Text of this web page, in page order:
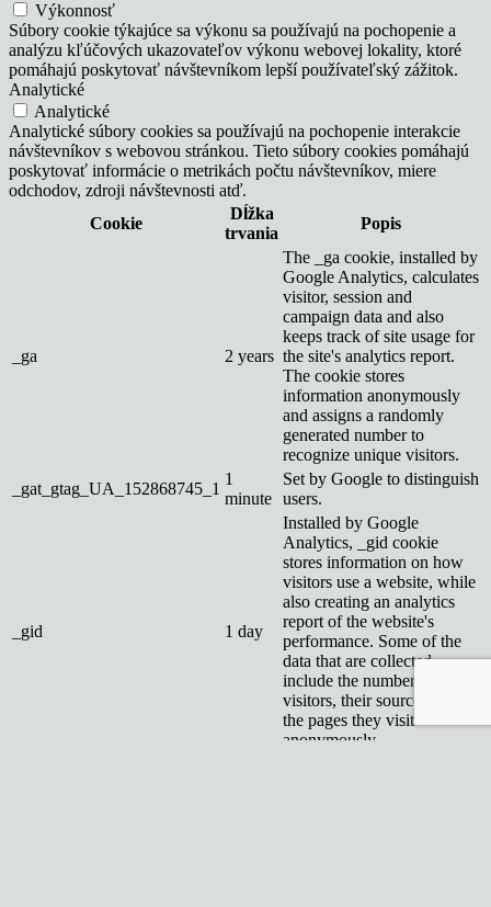
Výkonnosť
Súbory cookie týkajúce sa výkonu sa používajú na pochopenie a
analýzu kľúčových ukazovateľov výkonu webovej lokality, ktoré
pomáhajú poskytovať návštevníkom lepší používateľský zážitok.
Analytické
Analytické
Analytické súbory cookies sa používajú na pochopenie interakcie
návštevníkov s webovou stránkou. Tieto súbory cookies pomáhajú
poskytovať informácie o metrikách počtu návštevníkov, miere
odchodov, zdroji návštevnosti atď.
Cookie
Dĺžka
trvania
Popis
_ga 2 years
The _ga cookie, installed by
Google Analytics, calculates
visitor, session and
campaign data and also
keeps track of site usage for
the site's analytics report.
The cookie stores
information anonymously
and assigns a randomly
generated number to
recognize unique visitors.
_gat_gtag_UA_152868745_1
1
minute
Set by Google to distinguish
users.
_gid 1 day
Installed by Google
Analytics, _gid cookie
stores information on how
visitors use a website, while
also creating an analytics
report of the website's
performance. Some of the
data that are collected
include the number of
visitors, their source, and
the pages they visit
anonymously.